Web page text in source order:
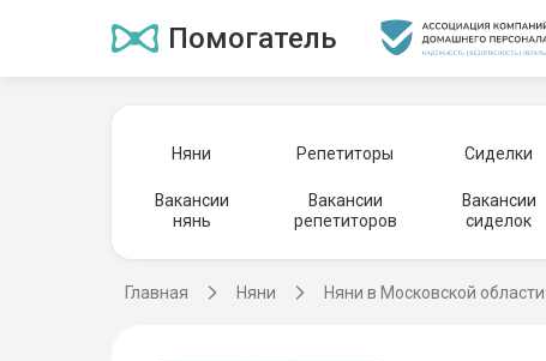
Помогатель
Няни Репетиторы Сиделки
Вакансии
нянь
Вакансии
репетиторов
Вакансии
сиделок
Главная Няни Няни в Московской области